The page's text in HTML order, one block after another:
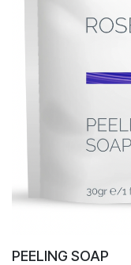
PEELING SOAP